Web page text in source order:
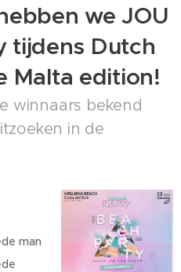
we JOU
tijdens Dutch
Malta edition!
winnaars bekend
in de
man